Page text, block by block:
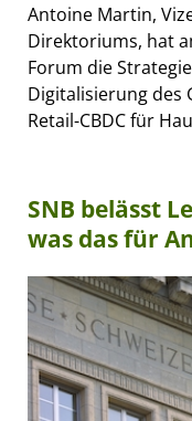
Antoine Martin,
Direktoriums, hat
Forum die
Digitalisierung des
Retail-CBDC für
SNB belässt
was das für